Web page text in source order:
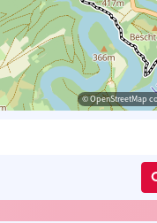
© OpenStreetMap